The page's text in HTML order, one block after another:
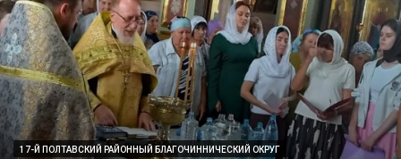
17-Й ПОЛТАВСКИЙ РАЙОННЫЙ БЛАГОЧИННИЧЕСКИЙ ОКРУГ